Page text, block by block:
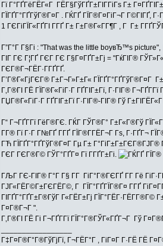
Гї Г°ГҐГёГЁГ«Г ГЁГ§ГўГҐГ±ГІГ­ГіГѕ Г±
ГЇГҐГ°ГҐГўГ®Г¤Г . ГЌГҐ ГЇГ®Г¤ГіГ¬Г Г©ГІГҐ,
1 ГЄГіГЇГ«ГҐГІ Г­ГҐ Г± Г±Г®Г«Г­Г¶Г , Г Г±
Г”Г°Г Г§Гі : "That was the little boyвЂ™s
ГІГ ГЄ Г¦ГҐ ГЄГ ГЄ Г§Г¤ГҐГ±Гј = "ГќГІГ®
ГЄГ®Г¬ГЁГ·Г­ГҐГҐ.
Г’Г®Г«ГјГЄГ® Г±Г¬Г»Г±Г« ГЇГҐГ°ГҐГўГ®Г¤Г
Г‚Г®ГІ ГЁ ГЇГ®Г«ГіГ·Г ГҐГІГ±Гї, Г·ГІГ®
ГЏГ®Г«ГіГ·Г ГҐГІГ±Гї Г·ГІГ®-ГІГ® Гў
Г“ Г¬ГҐГ­Гї ГёГ®ГЄ. ГЌГ ГЎГ®Г° Г±Г«Г®Гў
Г­Г® Гї Г·Г Г№ГҐ Г­ГҐ ГЇГ®Г­ГЁГ¬Г Гѕ, Г·ГҐГ¬
ГЋ ГЇГҐГ°ГҐГўГ®Г¤Г Гµ Г±
ГЄГ ГЄГ®Г© ГЎГ°ГҐГ¤ Гї Г­ГҐГ±Гі.
ГЉГ ГЄ-ГІГ® Г°Г Г§ Г­Г ГіГ°Г®ГЄГҐ Г­Г Гё
ГЈГ«ГЁГ©Г±ГЄГЁГ©, Г ГЇГ°ГҐГЇГ®Г¤ Г­ГҐ
ГІГҐГ°ГҐГ±Г®ГўГ Г«ГЁГ±Гј ГЇГ°ГЁГ·ГЁГ­Г®Г©
Г¤Г®Г¬Г ".
Г‚Г®ГІ ГЁ Гі Г¬ГҐГ­Гї ГЇГ°Г®ГЎГ«ГҐГ¬Г Гў
Г‡Г¤Г®Г°Г®ГўГјГї, Г¬ГЁГ°Г , ГіГ¤Г Г·ГЁ ГЁ